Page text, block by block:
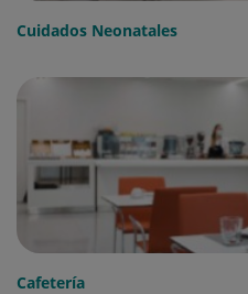
Cuidados Neonatales
Cafetería